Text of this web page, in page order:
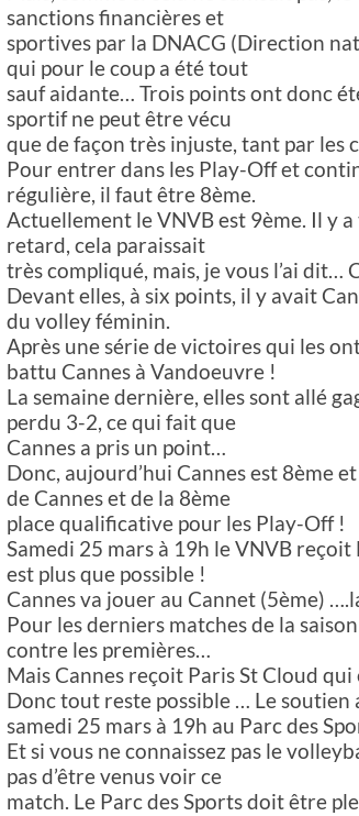
sanctions financières et
sportives par la DNACG (Direction
qui pour le coup a été tout
sauf aidante… Trois points ont donc
sportif ne peut être vécu
que de façon très injuste, tant par les
Pour entrer dans les Play-Off et
régulière, il faut être 8ème.
Actuellement le VNVB est 9ème. Il y
retard, cela paraissait
très compliqué, mais, je vous l’ai dit…
Devant elles, à six points, il y avait
du volley féminin.
Après une série de victoires qui les
battu Cannes à Vandoeuvre !
La semaine dernière, elles sont allé
perdu 3-2, ce qui fait que
Cannes a pris un point…
Donc, aujourd’hui Cannes est 8ème
de Cannes et de la 8ème
place qualificative pour les Play-Off !
Samedi 25 mars à 19h le VNVB
est plus que possible !
Cannes va jouer au Cannet (5ème)
Pour les derniers matches de la
contre les premières…
Mais Cannes reçoit Paris St Cloud qui
Donc tout reste possible … Le
samedi 25 mars à 19h au Parc des
Et si vous ne connaissez pas le
pas d’être venus voir ce
match. Le Parc des Sports doit être